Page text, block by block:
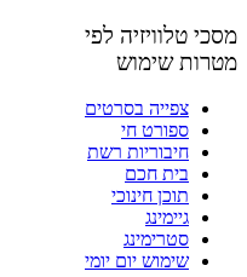
מסכי טלוויזיה לפי
מטרות שימוש
צפייה בסרטים
ספורט חי
חיבוריות רשת
בית חכם
תוכן חינוכי
גיימינג
סטרימינג
שימוש יום יומי